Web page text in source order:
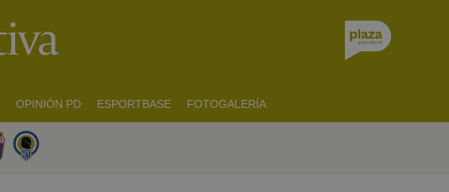
OPINIÓN PD ESPORTBASE FOTOGALERÍA